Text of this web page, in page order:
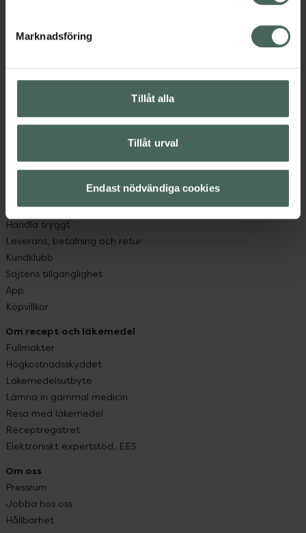
Marknadsföring
Tillåt alla
Tillåt urval
Endast nödvändiga cookies
syd till Lappland i norr, och online i mobilen och på
hjälpa just dig att må lite bättre. Välkommen att prata
med oss.
Kundservice
Kontakta oss
Hitta apotek
Handla tryggt
Leverans, betalning och retur
Kundklubb
Sajtens tillgänglighet
App
Köpvillkor
Om recept och läkemedel
Fullmakter
Högkostnadsskyddet
Läkemedelsutbyte
Lämna in gammal medicin
Resa med läkemedel
Receptregistret
Elektroniskt expertstöd, EES
Om oss
Pressrum
Jobba hos oss
Hållbarhet